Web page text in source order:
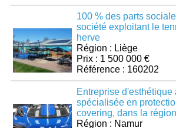
100 % des parts
société exploitant le
herve
Région : Liège
Prix : 1 500 000 €
Référence : 160202
Entreprise d'esthétique
spécialisée en
covering, dans la
Région : Namur